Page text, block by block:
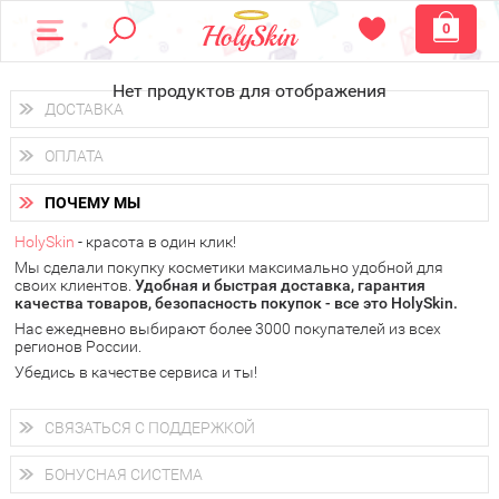
0
Нет продуктов для отображения
ДОСТАВКА
Доставка осуществляетсяпо всем городам России.
Вы можете выбрать доставку курьером, Почтой России или
получить заказ в пунктах выдачи PickPoint или пункте
самовывоза.
В 20 городах России доставка осуществляется ужена
следующий день.
у Вас всегда есть возможность получитьбесплатную
доставку от HolySkin.
подробнее об условиях доставки и оплаты в Вашем городе
ОПЛАТА
Вы можете оплатить свой заказ любым удобным способом:
наличными деньгами (
через интернет-банк (Альфа-банк, Сбербанк) и другими
электронными способами.
ПОЧЕМУ МЫ
HolySkin - красота в один клик!
Мы сделали покупку косметики максимально удобной для
своих клиентов. Удобная и быстрая доставка, гарантия
качества товаров, безопасность покупок - все это HolySkin.
Нас ежедневно выбирают более 3000 покупателей из всех
регионов России.
Убедись в качестве сервиса и ты!
СВЯЗАТЬСЯ С ПОДДЕРЖКОЙ
+7 (800) 707-24-55
Мы будем рады ответить на все Ваши вопросы по работе
магазина, проконсультировать по товарам, рассказать о
БОНУСНАЯ СИСТЕМА